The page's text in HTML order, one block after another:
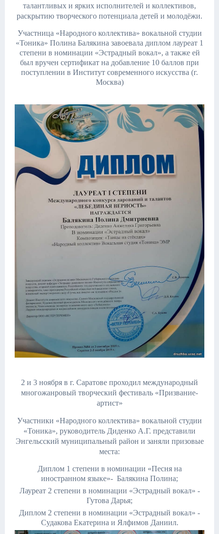
талантливых и ярких исполнителей и коллективов,
раскрытию творческого потенциала детей и молодёжи.
Участница «Народного коллектива» вокальной студии
«Тоника» Полина Балякина завоевала диплом лауреат 1
степени в номинации «Эстрадный вокал», а также ей
был вручен сертификат на добавление 10 баллов при
поступлении в Институт современного искусства (г.
Москва)
2 и 3 ноября в г. Саратове проходил международный
многожанровый творческий фестиваль «Призвание-
артист»
Участники «Народного коллектива» вокальной студии
«Тоника», руководитель Диденко А.Г. представили
Энгельсский муниципальный район и заняли призовые
места:
Диплом 1 степени в номинации «Песня на
иностранном языке»- Балякина Полина;
Лауреат 2 степени в номинации «Эстрадный вокал» -
Гутова Дарья;
Диплом 2 степени в номинации «Эстрадный вокал» -
Судакова Екатерина и Ялфимов Даниил.